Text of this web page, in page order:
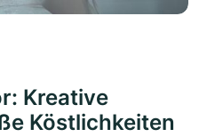
Kreative
Köstlichkeiten